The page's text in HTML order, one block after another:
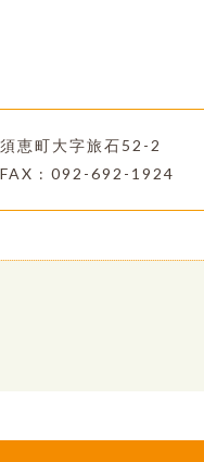
恵町大字旅石52-2
: 092-692-1924